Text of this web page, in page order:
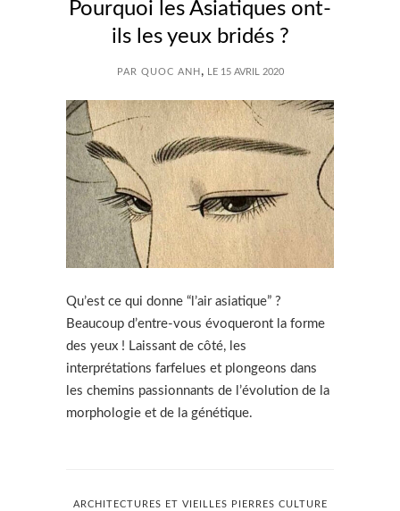
Pourquoi les Asiatiques ont-
ils les yeux bridés ?
PAR QUOC ANH , LE 15 AVRIL 2020
Qu’est ce qui donne “l’air asiatique” ?
Beaucoup d’entre-vous évoqueront la forme
des yeux ! Laissant de côté, les
interprétations farfelues et plongeons dans
les chemins passionnants de l’évolution de la
morphologie et de la génétique.
ARCHITECTURES ET VIEILLES PIERRES CULTURE